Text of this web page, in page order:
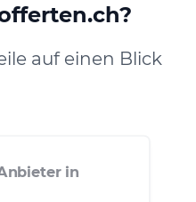
auf einen Blick
in